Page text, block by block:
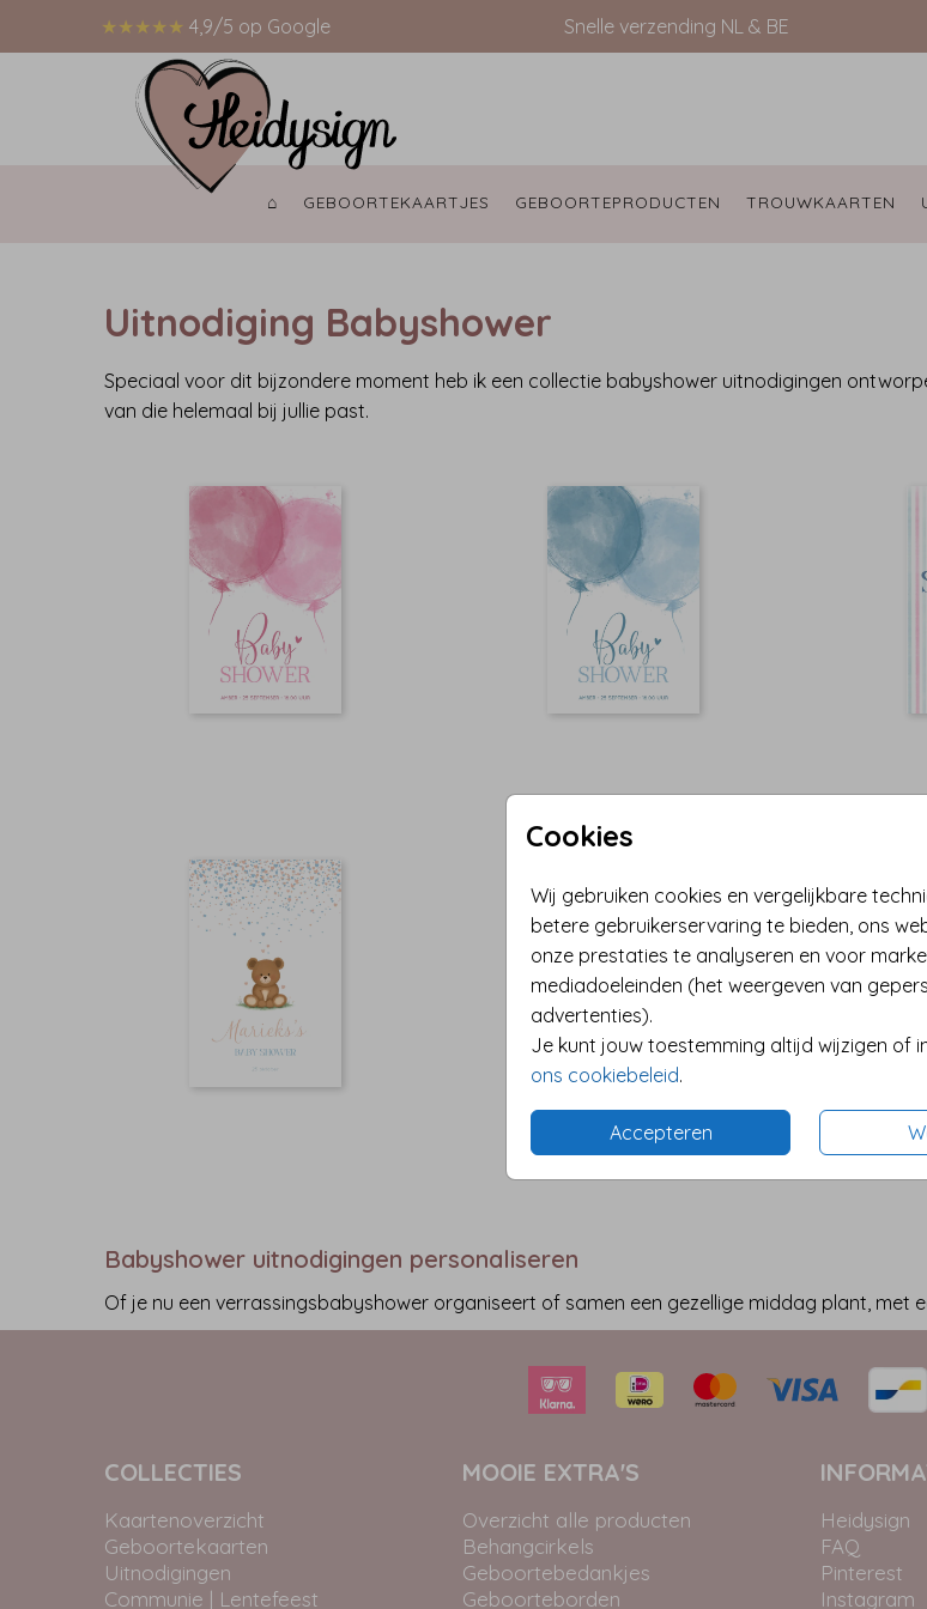
★★★★★ 4,9/5 op Google Snelle verzending NL & BE
⌂ GEBOORTEKAARTJES GEBOORTEPRODUCTEN TROUWKAARTEN
Cookies
Wij gebruiken cookies en vergelijkbare
betere gebruikerservaring te bieden, ons
onze prestaties te analyseren en voor
mediadoeleinden (het weergeven van
advertenties).
Je kunt jouw toestemming altijd wijzigen of
ons cookiebeleid.
Accepteren
Uitnodiging Babyshower
Speciaal voor dit bijzondere moment heb ik een collectie babyshower uitnodigingen
van die helemaal bij jullie past.
Babyshower uitnodigingen personaliseren
Of je nu een verrassingsbabyshower organiseert of samen een gezellige middag plant, met
COLLECTIES
Kaartenoverzicht
Geboortekaarten
Uitnodigingen
Communie | Lentefeest
MOOIE EXTRA'S
Overzicht alle producten
Behangcirkels
Geboortebedankjes
Geboorteborden
Heidysign
FAQ
Pinterest
Instagram